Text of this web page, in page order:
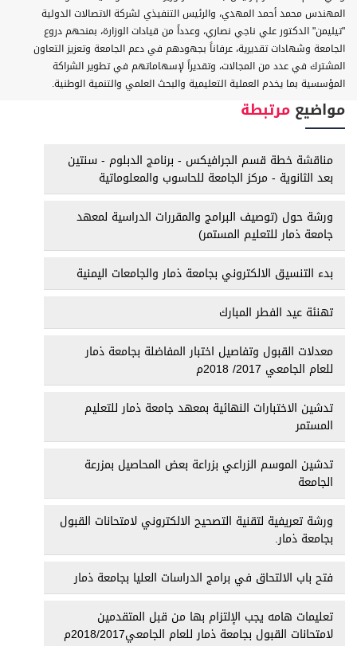
المهندس محمد أحمد المهدي، والرئيس التنفيذي لشركة الاتصالات الدولية
"تيليمن" الدكتور علي ناجي نصاري، وعدداً من قيادات الوزارة، بمنحهم دروع
الجامعة وشهادات تقديرية، عرفاناً بجهودهم في دعم الجامعة وتعزيز التعاون
المشترك في عدد من المجالات، وتقديراً لإسهاماتهم في تطوير الشراكة
المؤسسية بما يخدم العملية التعليمية والبحث العلمي والتنمية الوطنية.
مواضيع مرتبطة
مناقشة خطة قسم الجرافيكس - برنامج الدبلوم - سنتين
بعد الثانوية - مركز الجامعة للحاسوب والمعلوماتية
ورشة حول (توصيف البرامج والمقررات الدراسية لمعهد
جامعة ذمار للتعليم المستمر)
بدء التنسيق الالكتروني بجامعة ذمار والجامعات اليمنية
تهنئة عيد الفطر المبارك
معدلات القبول وتفاصيل اختبار المفاضلة بجامعة ذمار
للعام الجامعي 2017/ 2018م
تدشين الاختبارات النهائية بمعهد جامعة ذمار للتعليم
المستمر
تدشين الموسم الزراعي بزراعة بعض المحاصيل بمزرعة
الجامعة
ورشة تعريفية لتقنية التصحيح الالكتروني لامتحانات القبول
بجامعة ذمار.
فتح باب الالتحاق في برامج الدراسات العليا بجامعة ذمار
تعليمات هامه يجب الإلتزام بها من قبل المتقدمين
لامتحانات القبول بجامعة ذمار للعام الجامعي2018/2017م